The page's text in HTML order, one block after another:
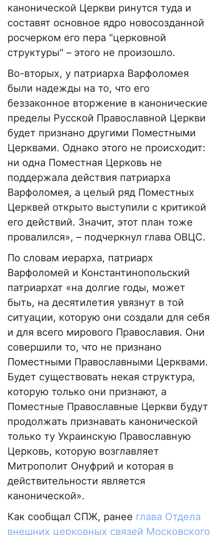
канонической Церкви ринутся туда и
составят основное ядро новосозданной
росчерком его пера "церковной
структуры" – этого не произошло.
Во-вторых, у патриарха Варфоломея
были надежды на то, что его
беззаконное вторжение в канонические
пределы Русской Православной Церкви
будет признано другими Поместными
Церквами. Однако этого не происходит:
ни одна Поместная Церковь не
поддержала действия патриарха
Варфоломея, а целый ряд Поместных
Церквей открыто выступили с критикой
его действий. Значит, этот план тоже
провалился», – подчеркнул глава ОВЦС.
По словам иерарха, патриарх
Варфоломей и Константинопольский
патриархат «на долгие годы, может
быть, на десятилетия увязнут в той
ситуации, которую они создали для себя
и для всего мирового Православия. Они
совершили то, что не признано
Поместными Православными Церквами.
Будет существовать некая структура,
которую только они признают, а
Поместные Православные Церкви будут
продолжать признавать канонической
только ту Украинскую Православную
Церковь, которую возглавляет
Митрополит Онуфрий и которая в
действительности является
канонической».
Как сообщал СПЖ, ранее глава Отдела
внешних церковных связей Московского